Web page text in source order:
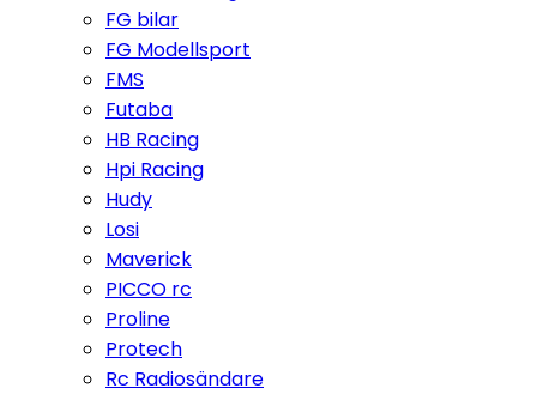
FG bilar
FG Modellsport
FMS
Futaba
HB Racing
Hpi Racing
Hudy
Losi
Maverick
PICCO rc
Proline
Protech
Rc Radiosändare